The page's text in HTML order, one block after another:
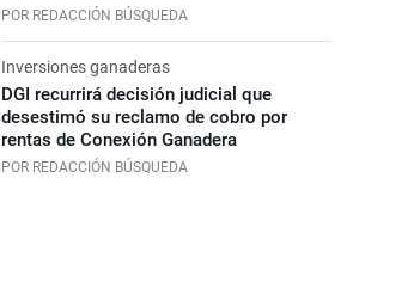
POR REDACCIÓN BÚSQUEDA
Inversiones ganaderas
DGI recurrirá decisión judicial que
desestimó su reclamo de cobro por
rentas de Conexión Ganadera
POR REDACCIÓN BÚSQUEDA